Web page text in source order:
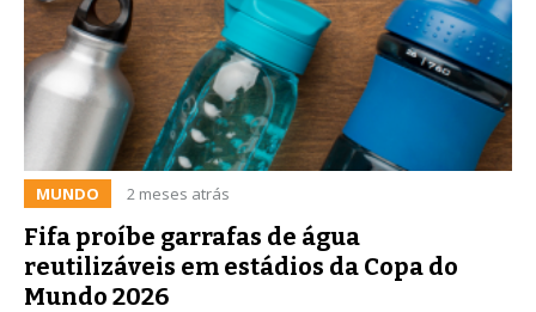
MUNDO 2 meses atrás
Fifa proíbe garrafas de água
reutilizáveis em estádios da Copa do
Mundo 2026